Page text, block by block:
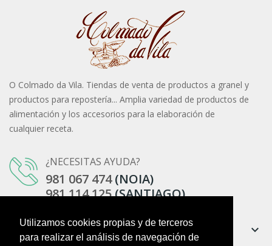
Utilizamos cookies propias y de terceros
para realizar el análisis de navegación de
O Colmado da Vila. Tiendas de venta de productos a granel y
productos para repostería... Amplia variedad de productos de
alimentación y los accesorios para la elaboración de
cualquier receta.
¿NECESITAS AYUDA?
981 067 474(NOIA)
981 114 125(SANTIAGO)
Información keyboard_arrow_down